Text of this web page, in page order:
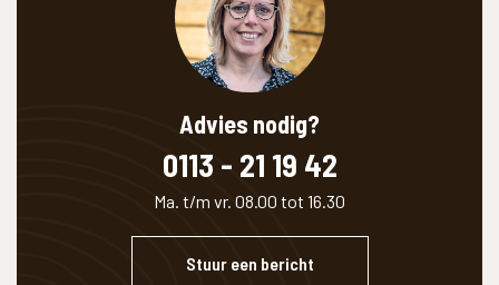
Advies nodig?
0113 - 21 19 42
Ma. t/m vr. 08.00 tot 16.30
Stuur een bericht